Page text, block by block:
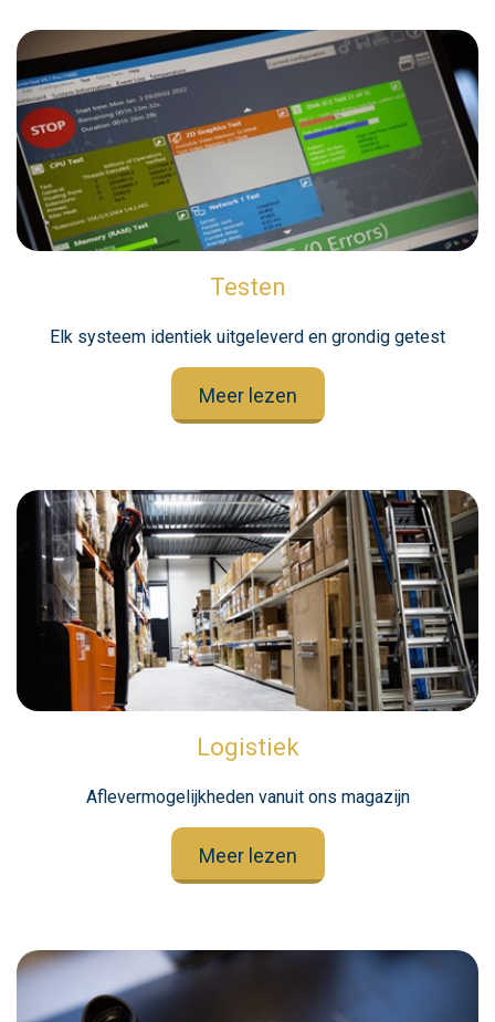
Testen
Elk systeem identiek uitgeleverd en grondig getest
Meer lezen
Logistiek
Aflevermogelijkheden vanuit ons magazijn
Meer lezen